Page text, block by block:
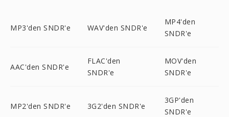
MP3'den SNDR'e WAV'den SNDR'e
MP4'den
SNDR'e
AAC'den SNDR'e
FLAC'den
SNDR'e
MOV'den
SNDR'e
MP2'den SNDR'e 3G2'den SNDR'e
3GP'den
SNDR'e